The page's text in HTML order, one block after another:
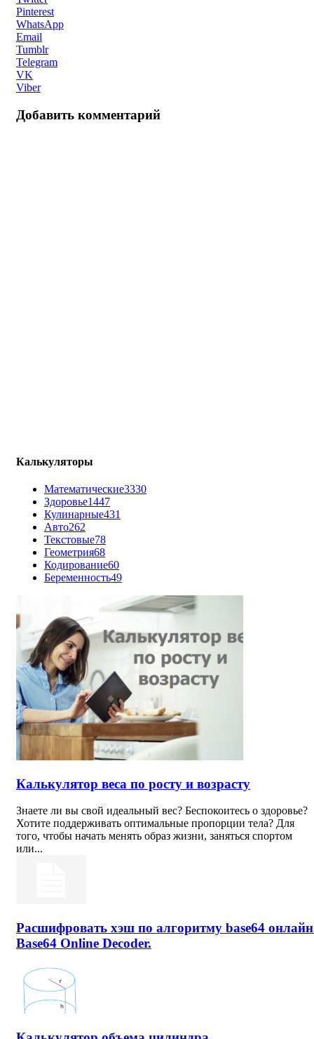
Pinterest
WhatsApp
Email
Tumblr
Telegram
VK
Viber
Добавить комментарий
Калькуляторы
Математические3330
Здоровье1447
Кулинарные431
Авто262
Текстовые78
Геометрия68
Кодирование60
Беременность49
Калькулятор веса по росту и возрасту
Знаете ли вы свой идеальный вес? Беспокоитесь о здоровье?
Хотите поддерживать оптимальные пропорции тела? Для
того, чтобы начать менять образ жизни, заняться спортом
или...
Расшифровать хэш по алгоритму base64
Base64 Online Decoder.